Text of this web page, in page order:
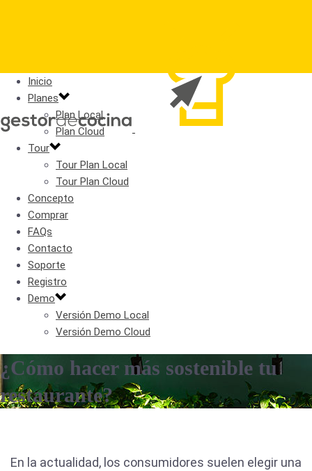
Inicio
Planes
Plan Local
Plan Cloud
Tour
Tour Plan Local
Tour Plan Cloud
Concepto
Comprar
FAQs
Contacto
Soporte
Registro
Demo
Versión Demo Local
Versión Demo Cloud
¿Cómo hacer más sostenible tu
restaurante?
En la actualidad, los consumidores suelen elegir una